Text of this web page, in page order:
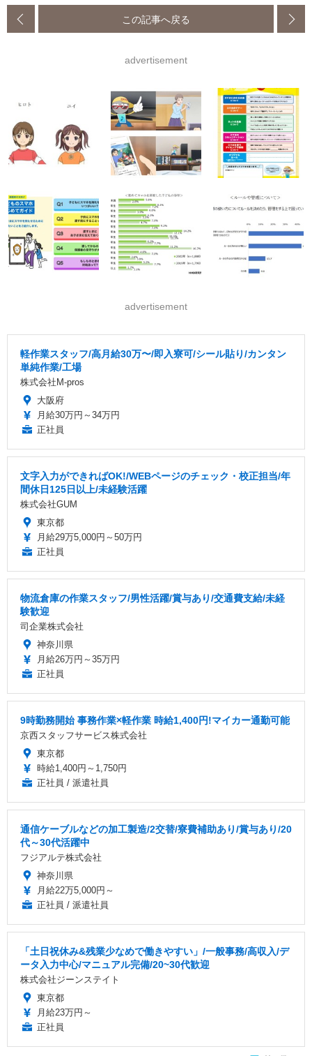
この記事へ戻る
advertisement
advertisement
軽作業スタッフ/高月給30万〜/即入寮可/シール貼り/カンタン
単純作業/工場
株式会社M-pros
大阪府
月給30万円～34万円
正社員
文字入力ができればOK!/WEBページのチェック・校正担当/年
間休日125日以上/未経験活躍
株式会社GUM
東京都
月給29万5,000円～50万円
正社員
物流倉庫の作業スタッフ/男性活躍/賞与あり/交通費支給/未経
験歓迎
司企業株式会社
神奈川県
月給26万円～35万円
正社員
9時勤務開始 事務作業×軽作業 時給1,400円!マイカー通勤可能
京西スタッフサービス株式会社
東京都
時給1,400円～1,750円
正社員 / 派遣社員
通信ケーブルなどの加工製造/2交替/寮費補助あり/賞与あり/20
代～30代活躍中
フジアルテ株式会社
神奈川県
月給22万5,000円～
正社員 / 派遣社員
「土日祝休み&残業少なめで働きやすい」/一般事務/高収入/デ
ータ入力中心/マニュアル完備/20~30代歓迎
株式会社ジーンステイト
東京都
月給23万円～
正社員